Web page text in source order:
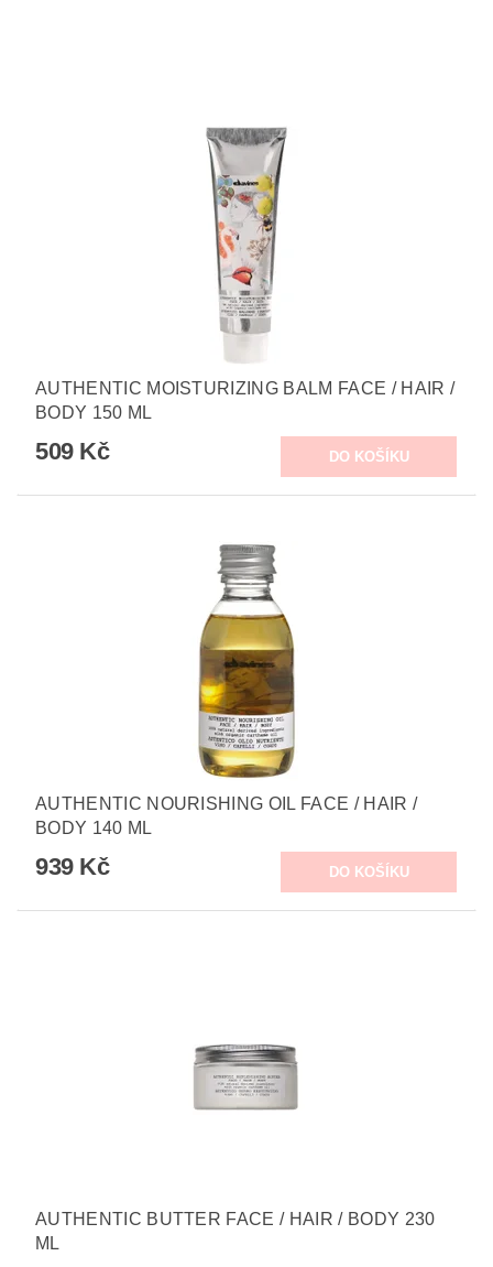
AUTHENTIC MOISTURIZING BALM FACE / HAIR /
BODY 150 ML
509 Kč
AUTHENTIC NOURISHING OIL FACE / HAIR /
BODY 140 ML
939 Kč
AUTHENTIC BUTTER FACE / HAIR / BODY 230
ML